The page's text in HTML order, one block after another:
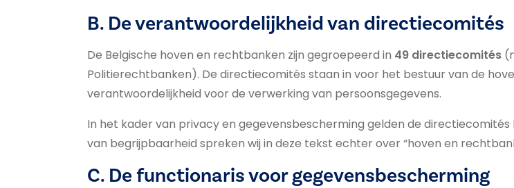
B. De verantwoordelijkheid van directiecomités
De Belgische hoven en rechtbanken zijn gegroepeerd in 49 directiecomités
Politierechtbanken). De directiecomités staan in voor het bestuur van de
verantwoordelijkheid voor de verwerking van persoonsgegevens.
In het kader van privacy en gegevensbescherming gelden de
van begrijpbaarheid spreken wij in deze tekst echter over “hoven en
C. De functionaris voor gegevensbescherming